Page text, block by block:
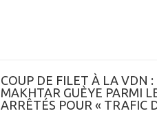
COUP DE FILET À LA VDN
MAKHTAR GUÈYE PARMI
ARRÊTÉS POUR « TRAFIC